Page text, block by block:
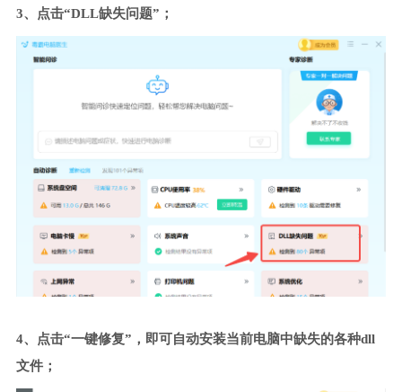
3、点击“DLL缺失问题”；
4、点击“一键修复”，即可自动安装当前电脑中缺失的各种dll
文件；